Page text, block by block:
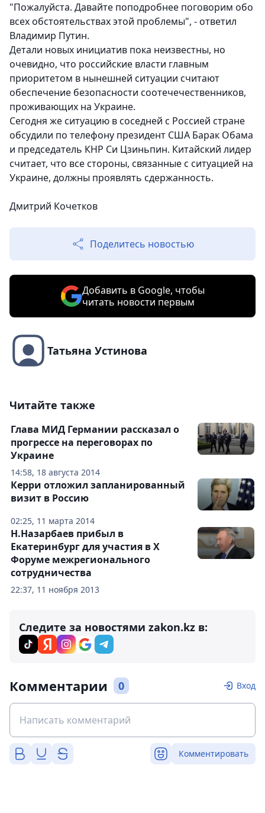
"Пожалуйста. Давайте поподробнее поговорим обо
всех обстоятельствах этой проблемы", - ответил
Владимир Путин.
Детали новых инициатив пока неизвестны, но
очевидно, что российские власти главным
приоритетом в нынешней ситуации считают
обеспечение безопасности соотечечественников,
проживающих на Украине.
Сегодня же ситуацию в соседней с Россией стране
обсудили по телефону президент США Барак Обама
и председатель КНР Си Цзиньпин. Китайский лидер
считает, что все стороны, связанные с ситуацией на
Украине, должны проявлять сдержанность.
Дмитрий Кочетков
Поделитесь новостью
Добавить в Google, чтобы
читать новости первым
Татьяна Устинова
Читайте также
14:58, 18 августа 2014
Глава МИД Германии рассказал о
прогрессе на переговорах по
Украине
02:25, 11 марта 2014
Керри отложил запланированный
визит в Россию
22:37, 11 ноября 2013
Н.Назарбаев прибыл в
Екатеринбург для участия в X
Форуме межрегионального
сотрудничества
Следите за новостями zakon.kz в:
Комментарии 0 Вход
Комментировать